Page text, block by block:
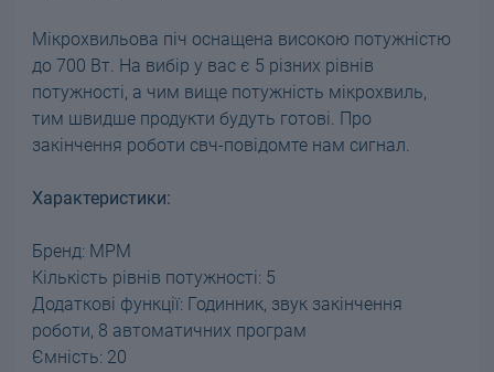
Мікрохвильова піч оснащена високою потужністю
до 700 Вт. На вибір у вас є 5 різних рівнів
потужності, а чим вище потужність мікрохвиль,
тим швидше продукти будуть готові. Про
закінчення роботи свч-повідомте нам сигнал.
Характеристики:
Бренд: MPM
Кількість рівнів потужності: 5
Додаткові функції: Годинник, звук закінчення
роботи, 8 автоматичних програм
Ємність: 20